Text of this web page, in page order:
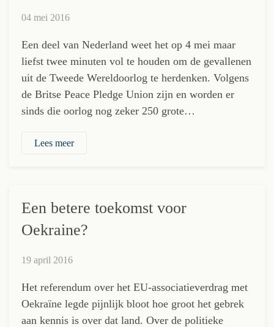
04 mei 2016
Een deel van Nederland weet het op 4 mei maar
liefst twee minuten vol te houden om de gevallenen
uit de Tweede Wereldoorlog te herdenken. Volgens
de Britse Peace Pledge Union zijn en worden er
sinds die oorlog nog zeker 250 grote…
Lees meer
Een betere toekomst voor
Oekraine?
19 april 2016
Het referendum over het EU-associatieverdrag met
Oekraïne legde pijnlijk bloot hoe groot het gebrek
aan kennis is over dat land. Over de politieke